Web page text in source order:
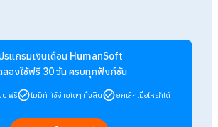
สธการตรวจสารเสพติดในกรณีเช่นนี้ จะถือว่า
และฝ่าฝืนระเบียบข้อบังคับที่ได้ตกลงไว้กับบริษัท
เป็นการละเมิดระเบียบการทำงานอย่างร้ายแรง